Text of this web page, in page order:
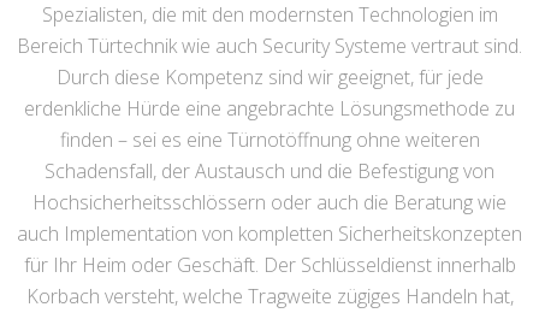
Spezialisten, die mit den modernsten Technologien im
Bereich Türtechnik wie auch Security Systeme vertraut sind.
Durch diese Kompetenz sind wir geeignet, für jede
erdenkliche Hürde eine angebrachte Lösungsmethode zu
finden – sei es eine Türnotöffnung ohne weiteren
Schadensfall, der Austausch und die Befestigung von
Hochsicherheitsschlössern oder auch die Beratung wie
auch Implementation von kompletten Sicherheitskonzepten
für Ihr Heim oder Geschäft. Der Schlüsseldienst innerhalb
Korbach versteht, welche Tragweite zügiges Handeln hat,